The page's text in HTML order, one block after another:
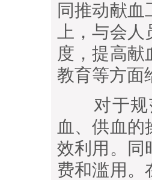
同推动献
上，与会
度，提高献
教育等方面
对于规范
血、供血
效利用。同
费和滥用。